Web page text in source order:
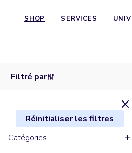
SHOP SERVICES
Filtré par
Réinitialiser les filtres
Catégories